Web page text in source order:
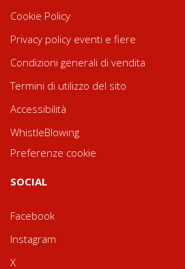
Cookie Policy
Privacy policy eventi e fiere
Condizioni generali di vendita
Termini di utilizzo del sito
Accessibilità
WhistleBlowing
Preferenze cookie
SOCIAL
Facebook
Instagram
X